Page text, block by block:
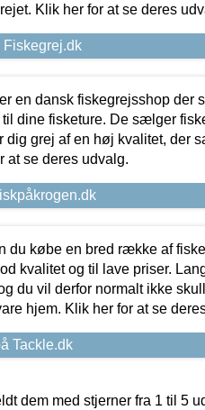
Klik her for at se deres
Fiskegrej.dk
en dansk fiskegrejsshop der
til dine fisketure. De sælger
dig grej af en høj kvalitet, der
at se deres udvalg.
du købe en bred række af
kvalitet og til lave priser.
du vil derfor normalt ikke
hjem. Klik her for at se
Tackle.dk
dem med stjerner fra 1 til 5